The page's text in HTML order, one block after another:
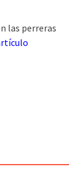
las perreras